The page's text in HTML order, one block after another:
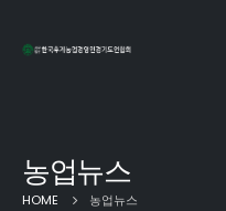
농업뉴스
HOME 농업뉴스